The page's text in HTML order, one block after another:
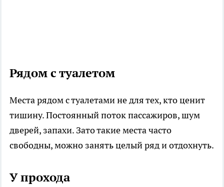
Рядом с туалетом
Места рядом с туалетами не для тех, кто ценит
тишину. Постоянный поток пассажиров, шум
дверей, запахи. Зато такие места часто
свободны, можно занять целый ряд и отдохнуть.
У прохода